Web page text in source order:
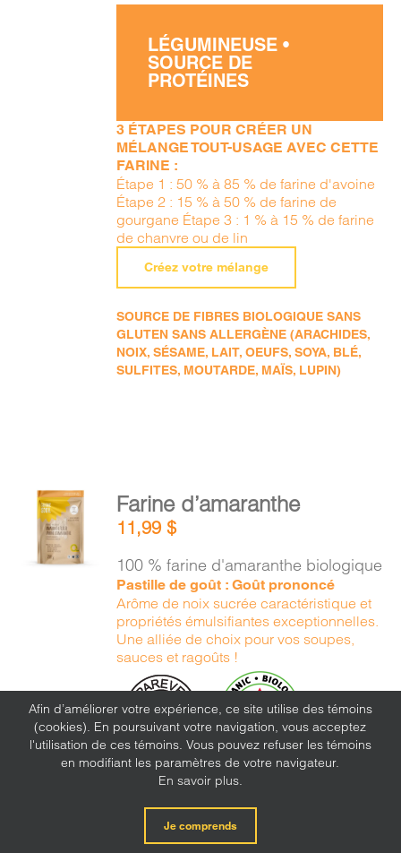
LÉGUMINEUSE •
SOURCE DE
PROTÉINES
3 ÉTAPES POUR CRÉER UN
MÉLANGE TOUT-USAGE AVEC CETTE
FARINE :
Étape 1 : 50 % à 85 % de farine d'avoine
Étape 2 : 15 % à 50 % de farine de
gourgane Étape 3 : 1 % à 15 % de farine
de chanvre ou de lin
Créez votre mélange
SOURCE DE FIBRES BIOLOGIQUE SANS
GLUTEN SANS ALLERGÈNE (ARACHIDES,
NOIX, SÉSAME, LAIT, OEUFS, SOYA, BLÉ,
SULFITES, MOUTARDE, MAÏS, LUPIN)
AJOUTER
AU
PANIER
Farine d’amaranthe
11,99$
100 % farine d'amaranthe biologique
Pastille de goût : Goût prononcé
Arôme de noix sucrée caractéristique et
propriétés émulsifiantes exceptionnelles.
Une alliée de choix pour vos soupes,
sauces et ragoûts !
Afin d’améliorer votre expérience, ce site utilise des témoins
(cookies). En poursuivant votre navigation, vous acceptez
l'utilisation de ces témoins. Vous pouvez refuser les témoins
en modifiant les paramètres de votre navigateur.
En savoir plus.
Je comprends